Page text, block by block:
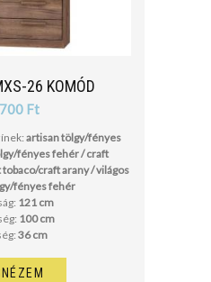
26 KOMÓD
Ft
artisan tölgy/fényes
fényes fehér / craft
craft arany / világos
fényes fehér
121 cm
100 cm
36 cm